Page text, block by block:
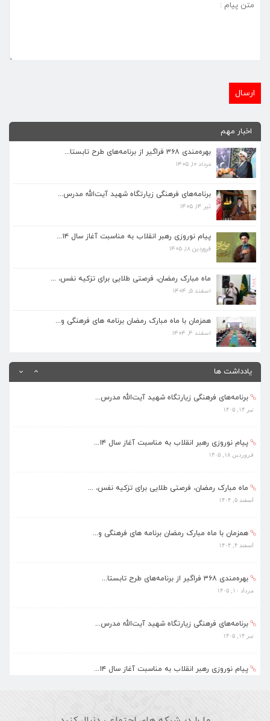
اخبار مهم
بهره‌مندی ۳۶۸ فراگیر از برنامه‌های طرح تابستا...
مرداد ۱۰, ۱۴۰۵
برنامه‌های فرهنگی زیارتگاه شهید آیت‌الله مدرس...
تیر ۱۴, ۱۴۰۵
پیام نوروزی رهبر انقلاب به مناسبت آغاز سال ۱۴...
فروردین ۱۸, ۱۴۰۵
ماه مبارک رمضان، فرصتی طلایی برای تزکیه نفس، ...
اسفند ۵, ۱۴۰۴
همزمان با ماه مبارک رمضان برنامه های فرهنگی و...
اسفند ۴, ۱۴۰۴
یادداشت ها
برنامه‌های فرهنگی زیارتگاه شهید آیت‌الله مدرس...
پیام نوروزی رهبر انقلاب به مناسبت آغاز سال ۱۴...
ماه مبارک رمضان، فرصتی طلایی برای تزکیه نفس، ...
اسفند ۵, ۱۴۰۴
همزمان با ماه مبارک رمضان برنامه های فرهنگی و...
اسفند ۴, ۱۴۰۴
مرداد ۱۰, ۱۴۰۵
برنامه‌های فرهنگی زیارتگاه شهید آیت‌الله مدرس...
تیر ۱۴, ۱۴۰۵
پیام نوروزی رهبر انقلاب به مناسبت آغاز سال ۱۴...
فروردین ۱۸, ۱۴۰۵
ماه مبارک رمضان، فرصتی طلایی برای تزکیه نفس، ...
اسفند ۵, ۱۴۰۴
همزمان با ماه مبارک رمضان برنامه های فرهنگی و...
اسفند ۴, ۱۴۰۴
بهره‌مندی ۳۶۸ فراگیر از برنامه‌های طرح تابستا...
مرداد ۱۰, ۱۴۰۵
برنامه‌های فرهنگی زیارتگاه شهید آیت‌الله مدرس...
تیر ۱۴, ۱۴۰۵
پیام نوروزی رهبر انقلاب به مناسبت آغاز سال ۱۴...
ماه مبارک رمضان، فرصتی طلایی برای تزکیه نفس، ...